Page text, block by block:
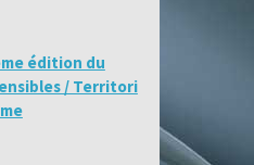
édition du
/ Territori